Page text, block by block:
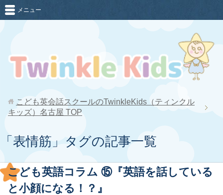
メニュー
こども英会話スクールのTwinkleKids（ティンクル
キッズ）名古屋 TOP
「表情筋」タグの記事一覧
こども英語コラム ⑮『英語を話している
と小顔になる！？』